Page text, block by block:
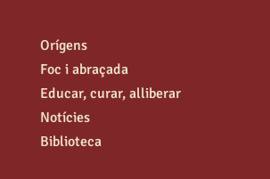
Orígens
Foc i abraçada
Educar, curar, alliberar
Notícies
Biblioteca